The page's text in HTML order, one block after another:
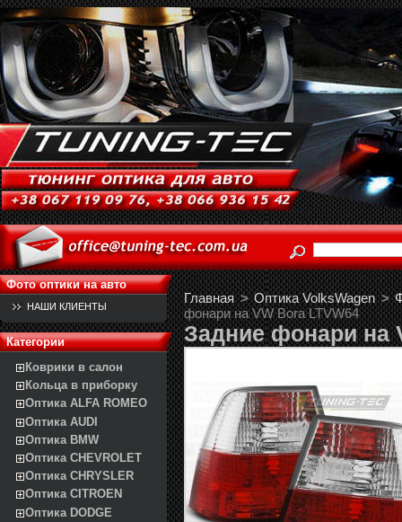
Фото оптики на авто
НАШИ КЛИЕНТЫ
Категории
Коврики в салон
Кольца в приборку
Оптика ALFA ROMEO
Оптика AUDI
Оптика BMW
Оптика CHEVROLET
Оптика CHRYSLER
Оптика CITROEN
Оптика DODGE
Главная > Оптика VolksWagen >
фонари на VW Bora LTVW64
Задние фонари на